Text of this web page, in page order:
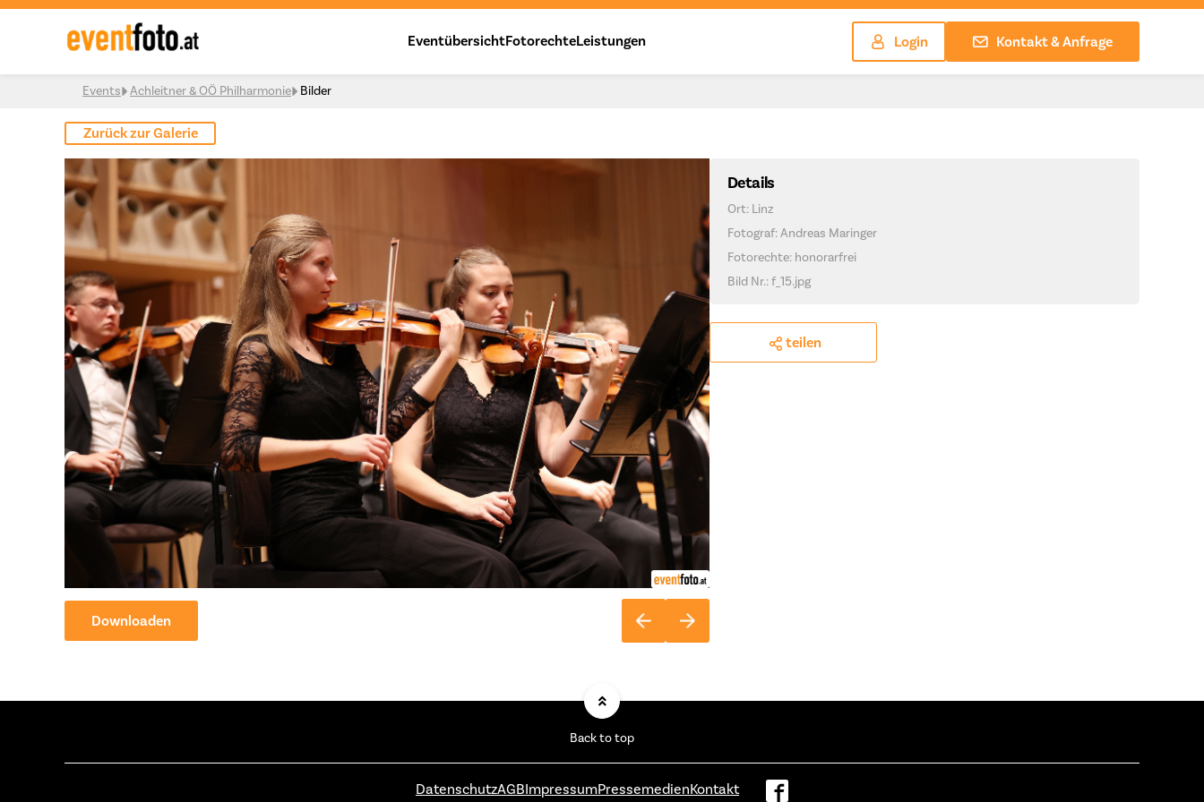
Skip to content
EventübersichtFotorechteLeistungen Login Kontakt & Anfrage
Events Achleitner & OÖ Philharmonie Bilder
Zurück zur Galerie
Downloaden
Details
Ort: Linz
Fotograf: Andreas Maringer
Fotorechte: honorarfrei
Bild Nr.: f_15.jpg
teilen
Back to top
DatenschutzAGBImpressumPressemedienKontakt